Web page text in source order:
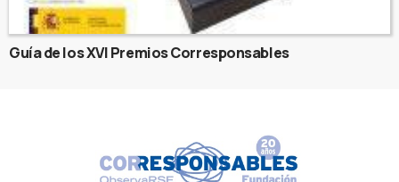
Guía de los XVI Premios Corresponsables